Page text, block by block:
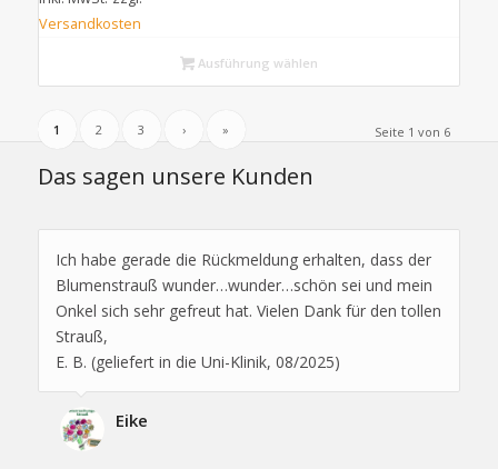
Versandkosten
Ausführung wählen
Seite 1 von 6
1 2 3 › »
Das sagen unsere Kunden
Ich habe gerade die Rückmeldung erhalten, dass der
Blumenstrauß wunder…wunder…schön sei und mein
Onkel sich sehr gefreut hat. Vielen Dank für den tollen
Strauß,
E. B. (geliefert in die Uni-Klinik, 08/2025)
Eike